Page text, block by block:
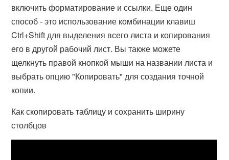
включить форматирование и ссылки. Еще один
способ - это использование комбинации клавиш
Ctrl+Shift для выделения всего листа и копирования
его в другой рабочий лист. Вы также можете
щелкнуть правой кнопкой мыши на названии листа и
выбрать опцию "Копировать" для создания точной
копии.
Как скопировать таблицу и сохранить ширину
столбцов